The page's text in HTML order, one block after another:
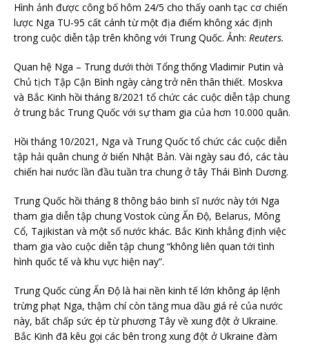
Hình ảnh được công bố hôm 24/5 cho thấy oanh tạc cơ chiến
lược Nga TU-95 cất cánh từ một địa điểm không xác định
trong cuộc diễn tập trên không với Trung Quốc. Ảnh: Reuters.
Quan hệ Nga – Trung dưới thời Tổng thống Vladimir Putin và
Chủ tịch Tập Cận Bình ngày càng trở nên thân thiết. Moskva
và Bắc Kinh hồi tháng 8/2021 tổ chức các cuộc diễn tập chung
ở trung bắc Trung Quốc với sự tham gia của hơn 10.000 quân.
Hồi tháng 10/2021, Nga và Trung Quốc tổ chức các cuộc diễn
tập hải quân chung ở biển Nhật Bản. Vài ngày sau đó, các tàu
chiến hai nước lần đầu tuần tra chung ở tây Thái Bình Dương.
Trung Quốc hồi tháng 8 thông báo binh sĩ nước này tới Nga
tham gia diễn tập chung Vostok cùng Ấn Độ, Belarus, Mông
Cổ, Tajikistan và một số nước khác. Bắc Kinh khẳng định việc
tham gia vào cuộc diễn tập chung “không liên quan tới tình
hình quốc tế và khu vực hiện nay”.
Trung Quốc cùng Ấn Độ là hai nền kinh tế lớn không áp lệnh
trừng phạt Nga, thậm chí còn tăng mua dầu giá rẻ của nước
này, bất chấp sức ép từ phương Tây về xung đột ở Ukraine.
Bắc Kinh đã kêu gọi các bên trong xung đột ở Ukraine đàm